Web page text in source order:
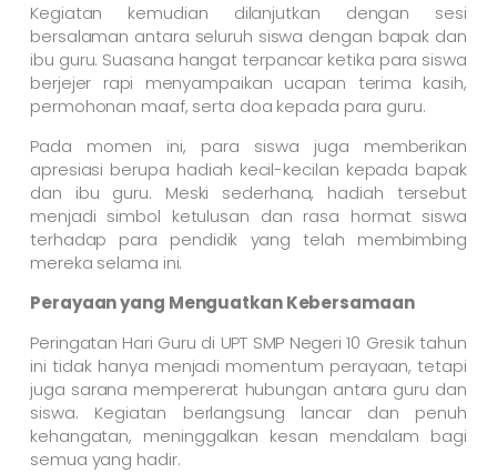
Kegiatan kemudian dilanjutkan dengan sesi
bersalaman antara seluruh siswa dengan bapak dan
ibu guru. Suasana hangat terpancar ketika para siswa
berjejer rapi menyampaikan ucapan terima kasih,
permohonan maaf, serta doa kepada para guru.
Pada momen ini, para siswa juga memberikan
apresiasi berupa hadiah kecil-kecilan kepada bapak
dan ibu guru. Meski sederhana, hadiah tersebut
menjadi simbol ketulusan dan rasa hormat siswa
terhadap para pendidik yang telah membimbing
mereka selama ini.
Perayaan yang Menguatkan Kebersamaan
Peringatan Hari Guru di UPT SMP Negeri 10 Gresik tahun
ini tidak hanya menjadi momentum perayaan, tetapi
juga sarana mempererat hubungan antara guru dan
siswa. Kegiatan berlangsung lancar dan penuh
kehangatan, meninggalkan kesan mendalam bagi
semua yang hadir.